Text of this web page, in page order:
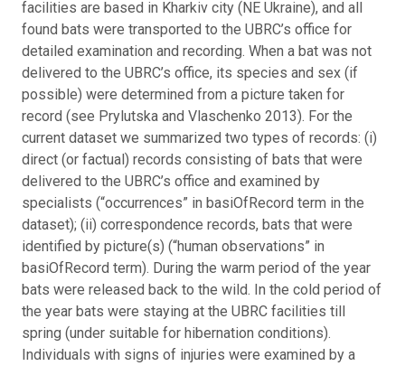
facilities are based in Kharkiv city (NE Ukraine), and all
found bats were transported to the UBRC’s office for
detailed examination and recording. When a bat was not
delivered to the UBRC’s office, its species and sex (if
possible) were determined from a picture taken for
record (see Prylutska and Vlaschenko 2013). For the
current dataset we summarized two types of records: (i)
direct (or factual) records consisting of bats that were
delivered to the UBRC’s office and examined by
specialists (“occurrences” in basiOfRecord term in the
dataset); (ii) correspondence records, bats that were
identified by picture(s) (“human observations” in
basiOfRecord term). During the warm period of the year
bats were released back to the wild. In the cold period of
the year bats were staying at the UBRC facilities till
spring (under suitable for hibernation conditions).
Individuals with signs of injuries were examined by a